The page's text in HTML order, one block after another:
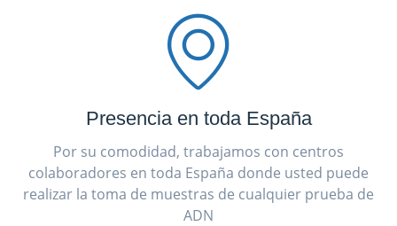
Presencia en toda España
Por su comodidad, trabajamos con centros
colaboradores en toda España donde usted puede
realizar la toma de muestras de cualquier prueba de
ADN